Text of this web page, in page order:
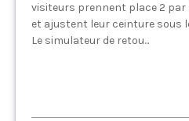
visiteurs prennent place 2 par
et ajustent leur ceinture sous
Le simulateur de retou...